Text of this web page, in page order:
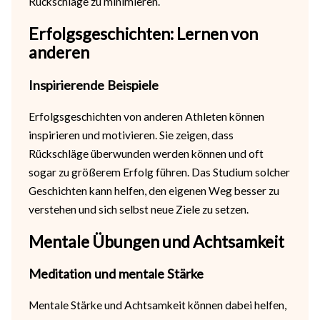
Erfolgsgeschichten: Lernen von
anderen
Inspirierende Beispiele
Erfolgsgeschichten von anderen Athleten können
inspirieren und motivieren. Sie zeigen, dass
Rückschläge überwunden werden können und oft
sogar zu größerem Erfolg führen. Das Studium solcher
Geschichten kann helfen, den eigenen Weg besser zu
verstehen und sich selbst neue Ziele zu setzen.
Mentale Übungen und Achtsamkeit
Meditation und mentale Stärke
Mentale Stärke und Achtsamkeit können dabei helfen,